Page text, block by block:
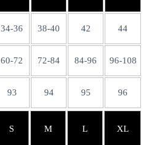
34-36 38-40 42 44
60-72 72-84 84-96 96-108
93 94 95 96
S M L XL